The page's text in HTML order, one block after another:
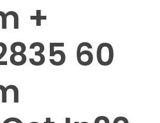
+
60